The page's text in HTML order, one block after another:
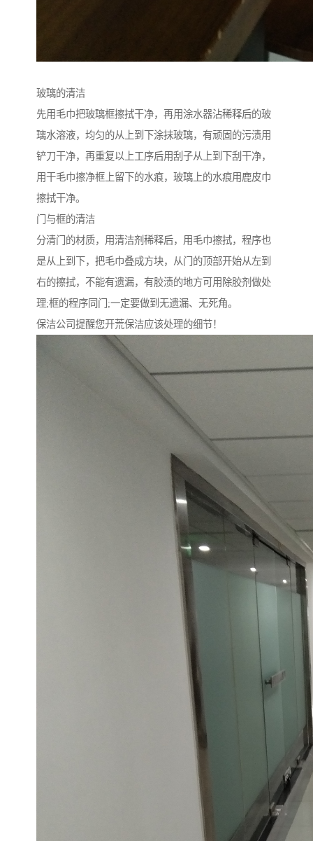
玻璃的清洁
先用毛巾把玻璃框擦拭干净，再用涂水器沾稀释后的玻
璃水溶液，均匀的从上到下涂抹玻璃，有顽固的污渍用
铲刀干净，再重复以上工序后用刮子从上到下刮干净，
用干毛巾擦净框上留下的水痕，玻璃上的水痕用鹿皮巾
擦拭干净。
门与框的清洁
分清门的材质，用清洁剂稀释后，用毛巾擦拭，程序也
是从上到下，把毛巾叠成方块，从门的顶部开始从左到
右的擦拭，不能有遗漏，有胶渍的地方可用除胶剂做处
理;框的程序同门;一定要做到无遗漏、无死角。
保洁公司提醒您开荒保洁应该处理的细节！